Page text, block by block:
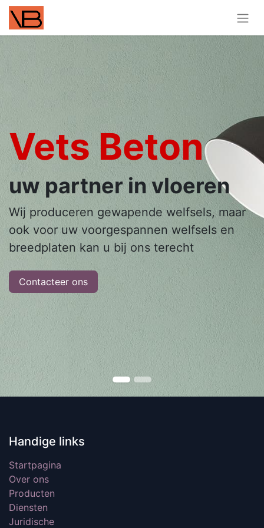
Vets Beton
uw partner in vloeren
Wij produceren gewapende welfsels, maar
ook voor uw voorgespannen welfsels en
breedplaten kan u bij ons terecht
Contacteer ons
Handige links
Startpagina
Over ons
Producten
Diensten
Juridische